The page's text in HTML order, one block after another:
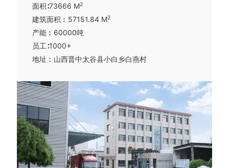
心、生产管理中心、服务管理中心，分管铸造车
间、机加工车间、职能部门，使公司整体思路清
晰，运行便捷。
卡耐夫的产品多元化，且优于国家标准，产品外观
品，同时公司有完整的售后服务流程，对于客户的
反馈有一整套回访改善机制。通过招投标、线上线
下等多渠道进行销售，卡耐夫品牌在国内拥有八十
余家代理商，产品品牌价值在市场占有率位居前
四，2022年度销售额达2.7亿元，连续5年被恒大地
产、友发集团、敏捷地产、碧桂园等评委A级供应
商，著名的港珠澳大桥、省市代表性建筑：如东莞
面积∶73666 M2
建筑面积︰57151.84 M2
产能︰60000吨
员工∶1000+
地址︰山西晋中太谷县小白乡白燕村